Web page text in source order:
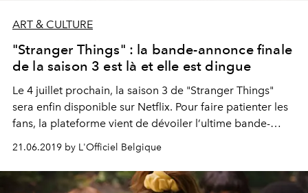
ART & CULTURE
"Stranger Things" : la bande-annonce finale
de la saison 3 est là et elle est dingue
Le 4 juillet prochain, la saison 3 de "Stranger Things"
sera enfin disponible sur Netflix. Pour faire patienter les
fans, la plateforme vient de dévoiler l’ultime bande-
annonce de cette nouvelle saison. Et elle est incroyable.
21.06.2019 by L'Officiel Belgique